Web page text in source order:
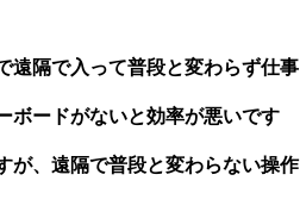
遠隔で入って普段と変わらず仕事
ボードがないと効率が悪いです
が、遠隔で普段と変わらない操作